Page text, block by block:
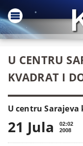
U CENTRU
KVADRAT I
U centru Sarajeva
21 Jula
02:02
2008